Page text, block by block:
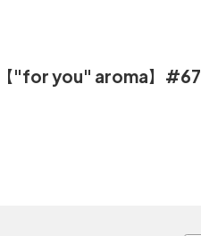
【"for you" aroma】#67